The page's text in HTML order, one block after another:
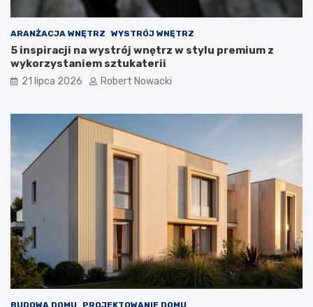
z
a
n
i
ARANŻACJA WNĘTRZ WYSTRÓJ WNĘTRZ
5 inspiracji na wystrój wnętrz w stylu premium z
wykorzystaniem sztukaterii
21 lipca 2026 Robert Nowacki
BUDOWA DOMU PROJEKTOWANIE DOMU